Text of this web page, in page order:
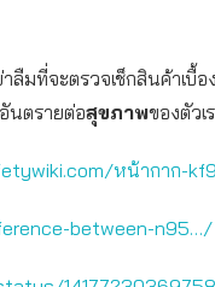
มที่จะตรวจเช็กสินค้าเบื้
นตรายต่อสุขภาพของตัวเ
หน้ากาก-
between-n95…/